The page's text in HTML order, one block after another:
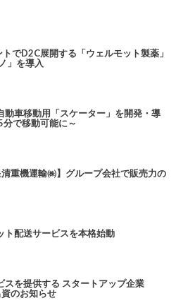
でD2C展開する「ウェルモット製薬」
」を導入
動車移動用「スケーター」を開発・導
で移動可能に～
重機運輸㈱】グループ会社で販売力の
ト配送サービスを本格始動
を提供する スタートアップ企業
のお知らせ